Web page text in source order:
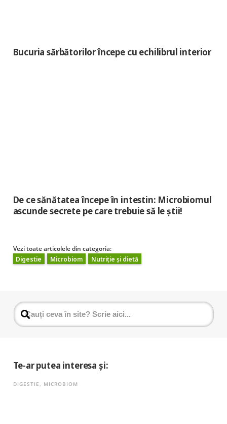
Bucuria sărbătorilor începe cu echilibrul interior
De ce sănătatea începe în intestin: Microbiomul
ascunde secrete pe care trebuie să le știi!
Vezi toate articolele din categoria:
Digestie
Microbiom Nutriție și dietă
Te-ar putea interesa și:
DIGESTIE, MICROBIOM